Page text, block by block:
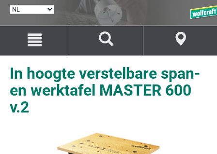
springen
navigatie
springen
In hoogte verstelbare span-
en werktafel MASTER 600
v.2